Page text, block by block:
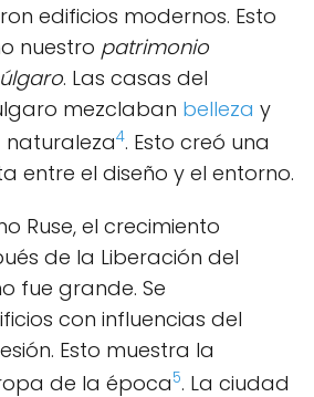
edificios modernos. Esto
nuestro patrimonio
. Las casas del
mezclaban belleza y
4. Esto creó una
entre el diseño y el entorno.
Ruse, el crecimiento
de la Liberación del
fue grande. Se
con influencias del
Esto muestra la
de la época5. La ciudad